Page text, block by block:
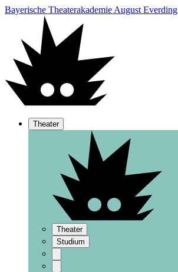
Bayerische Theaterakademie August Everding
Theater
Theater
Studium